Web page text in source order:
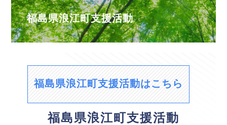
福島県浪江町支援活動
福島県浪江町支援活動はこちら
福島県浪江町支援活動